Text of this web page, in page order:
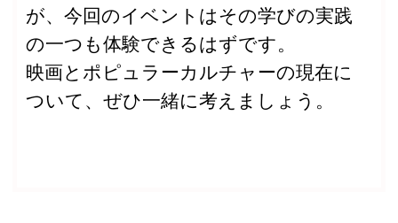
が、今回のイベントはその学びの実践
の一つも体験できるはずです。
映画とポピュラーカルチャーの現在に
ついて、ぜひ一緒に考えましょう。